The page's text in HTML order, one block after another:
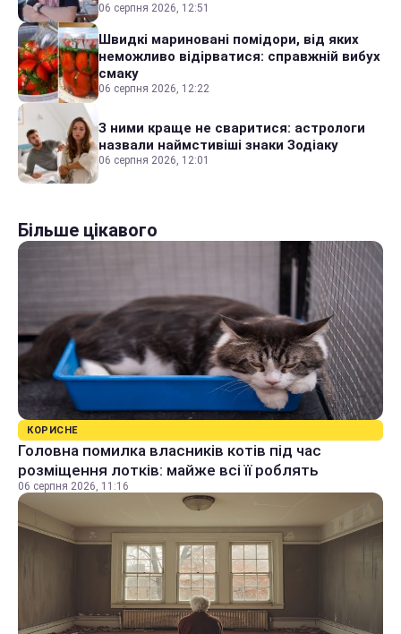
06 серпня 2026, 12:51
Швидкі мариновані помідори, від яких
неможливо відірватися: справжній вибух
смаку
06 серпня 2026, 12:22
З ними краще не сваритися: астрологи
назвали наймстивіші знаки Зодіаку
06 серпня 2026, 12:01
Більше цікавого
КОРИСНЕ
Головна помилка власників котів під час
розміщення лотків: майже всі її роблять
06 серпня 2026, 11:16